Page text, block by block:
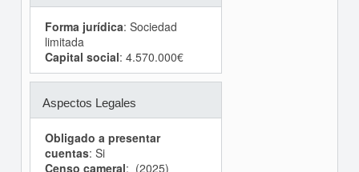
Forma jurídica: Sociedad
limitada
Capital social: 4.570.000€
Aspectos Legales
Obligado a presentar
cuentas: Si
Censo cameral: (2025)